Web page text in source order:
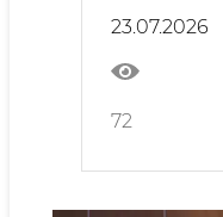
23.07.2026
72